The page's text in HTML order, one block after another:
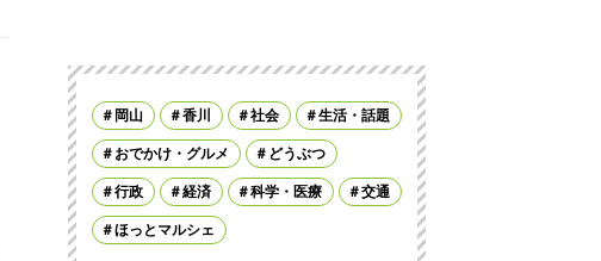
岡山 香川 社会 生活・話題
おでかけ・グルメ どうぶつ
行政 経済 科学・医療 交通
ほっとマルシェ